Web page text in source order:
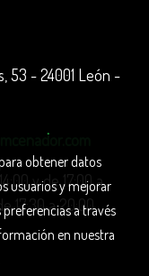
53 - 24001 León -
y de 17:00 a
17:30 a 20:00
obtener datos
usuarios y mejorar
a través
en nuestra